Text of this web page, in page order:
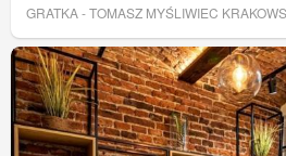
GRATKA - TOMASZ MYŚLIWIEC